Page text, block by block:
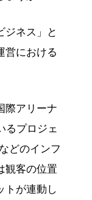
ジネス」と
営における
際アリーナ
るプロジェ
どのインフ
観客の位置
トが連動し